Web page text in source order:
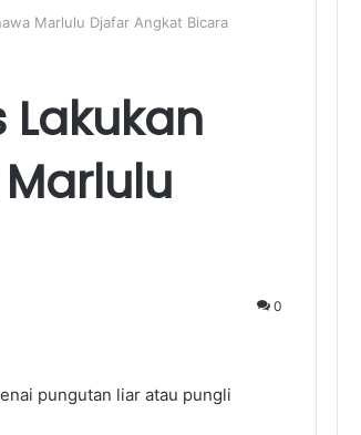
Marlulu Djafar Angkat Bicara
0
pungutan liar atau pungli